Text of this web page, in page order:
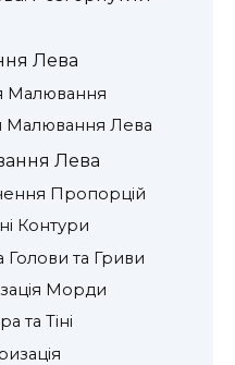
Лева
Малювання
Малювання Лева
Лева
Пропорцій
Контури
та Гриви
Морди
та Тіні